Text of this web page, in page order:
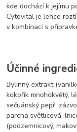
kde dochází k jejímu
Cytovital je lehce
v kombinaci s
Účinné
Bylinný extrakt
kokořík mnohokvětý,
sečuánský pepř,
parcha světlicová,
(podzemnicový,